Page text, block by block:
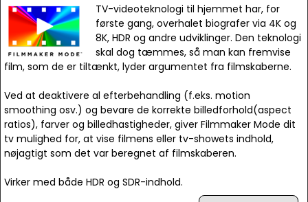
TV-videoteknologi til hjemmet har, for
første gang, overhalet biografer via 4K og
8K, HDR og andre udviklinger. Den teknologi
skal dog tæmmes, så man kan fremvise
film, som de er tiltænkt, lyder argumentet fra filmskaberne.
Ved at deaktivere al efterbehandling (f.eks. motion
smoothing osv.) og bevare de korrekte billedforhold(aspect
ratios), farver og billedhastigheder, giver Filmmaker Mode dit
tv mulighed for, at vise filmens eller tv-showets indhold,
nøjagtigt som det var beregnet af filmskaberen.
Virker med både HDR og SDR-indhold.